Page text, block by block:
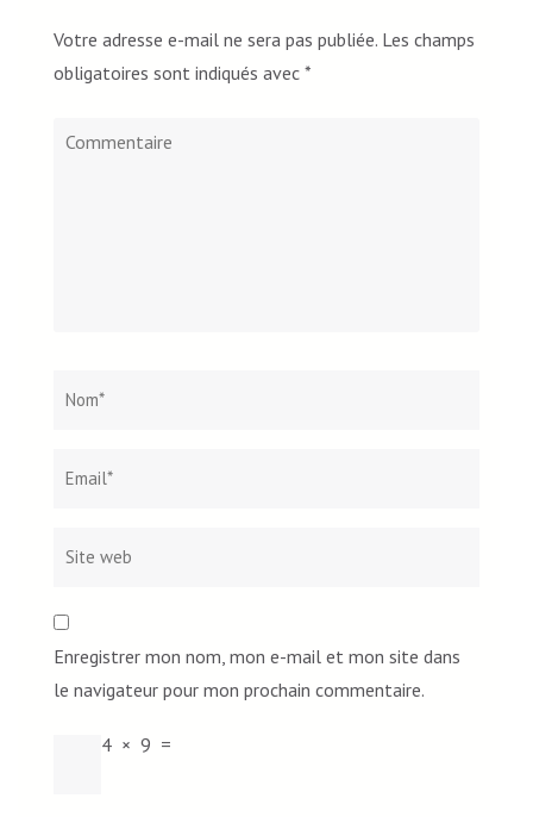
Votre adresse e-mail ne sera pas publiée. Les champs
obligatoires sont indiqués avec *
Commentaire
Enregistrer mon nom, mon e-mail et mon site dans
le navigateur pour mon prochain commentaire.
4 × 9 =